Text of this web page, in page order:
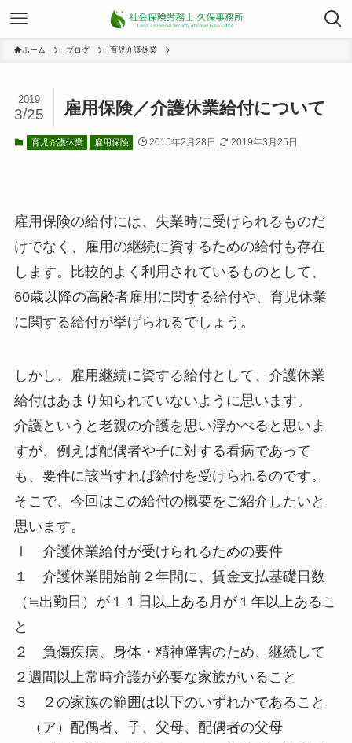
ホーム ブログ 育児介護休業
雇用保険／介護休業給付について
2019
3/25
育児介護休業 雇用保険 2015年2月28日 2019年3月25日
雇用保険の給付には、失業時に受けられるものだ
けでなく、雇用の継続に資するための給付も存在
します。比較的よく利用されているものとして、
60歳以降の高齢者雇用に関する給付や、育児休業
に関する給付が挙げられるでしょう。
しかし、雇用継続に資する給付として、介護休業
給付はあまり知られていないように思います。
介護というと老親の介護を思い浮かべると思いま
すが、例えば配偶者や子に対する看病であって
も、要件に該当すれば給付を受けられるのです。
そこで、今回はこの給付の概要をご紹介したいと
思います。
Ⅰ 介護休業給付が受けられるための要件
１ 介護休業開始前２年間に、賃金支払基礎日数
（≒出勤日）が１１日以上ある月が１年以上あるこ
と
２ 負傷疾病、身体・精神障害のため、継続して
２週間以上常時介護が必要な家族がいること
３ ２の家族の範囲は以下のいずれかであること
（ア）配偶者、子、父母、配偶者の父母